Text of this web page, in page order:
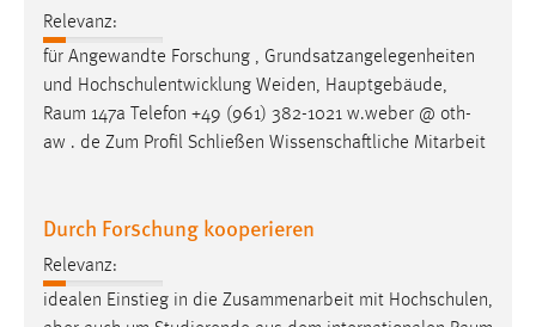
Relevanz:
für Angewandte Forschung , Grundsatzangelegenheiten
und Hochschulentwicklung Weiden, Hauptgebäude,
Raum 147a Telefon +49 (961) 382-1021 w.weber @ oth-
aw . de Zum Profil Schließen Wissenschaftliche Mitarbeit
Durch Forschung kooperieren
Relevanz:
idealen Einstieg in die Zusammenarbeit mit Hochschulen,
_fbp
Anbieter:
Zweck:
Cookie Laufzeit:
3 Monate